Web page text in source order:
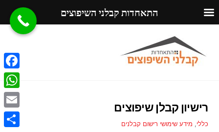
content
רישיון קבלן שיפוצים
כללי, מידע שימושי רישום קבלנים
F
a
c
e
W
h
a
E
התאחדות קבלני השיפוצים